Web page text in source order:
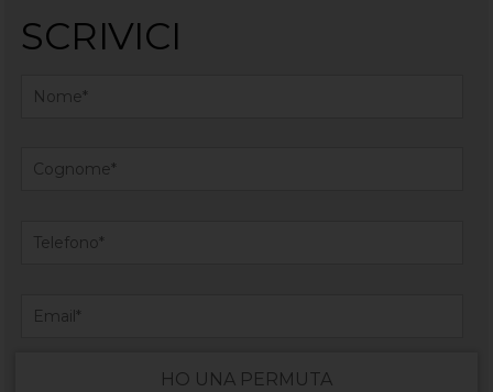
SCRIVICI
HO UNA PERMUTA